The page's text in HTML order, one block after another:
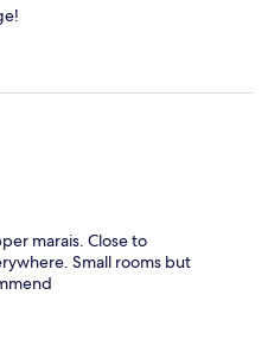
marais. Close to
Small rooms but